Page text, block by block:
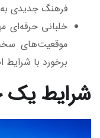
فرهنگ جدیدی
خلبانی حرفه‌ای
موقعیت‌های
برخورد با
شرایط یک